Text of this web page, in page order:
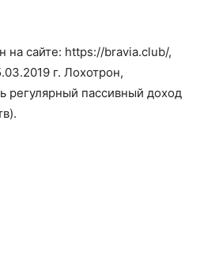
на сайте: https://bravia.club/,
г. Лохотрон,
регулярный пассивный доход